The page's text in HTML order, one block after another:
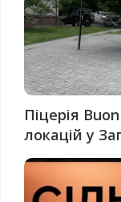
Піцерія
локацій у